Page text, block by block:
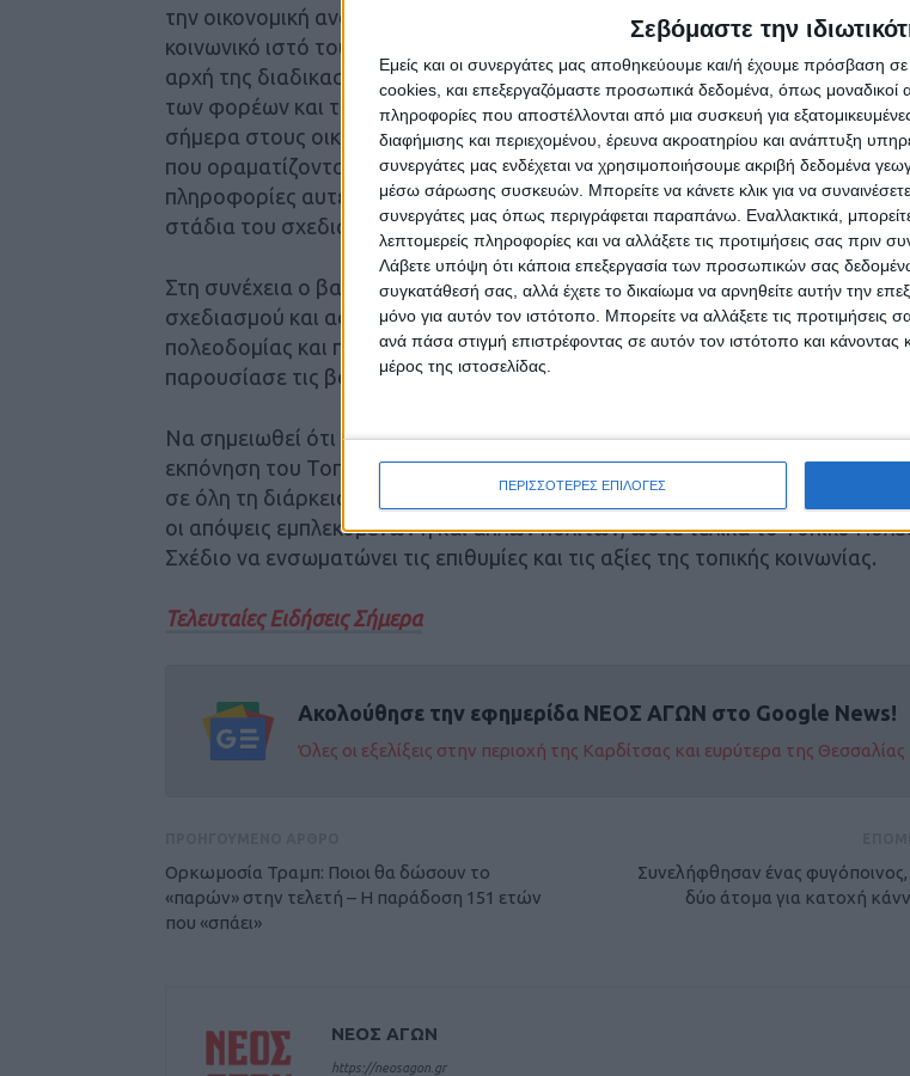
Σεβόμαστε την
Εμείς και οι συνεργάτες μας αποθηκεύουμε και/ή έχουμε πρόσβαση
cookies, και επεξεργαζόμαστε προσωπικά δεδομένα, όπως μοναδικοί
πληροφορίες που αποστέλλονται από μια συσκευή για
διαφήμισης και περιεχομένου, έρευνα ακροατηρίου και ανάπτυξη
συνεργάτες μας ενδέχεται να χρησιμοποιήσουμε ακριβή δεδομένα
μέσω σάρωσης συσκευών. Μπορείτε να κάνετε κλικ για να
συνεργάτες μας όπως περιγράφεται παραπάνω. Εναλλακτικά,
λεπτομερείς πληροφορίες και να αλλάξετε τις προτιμήσεις σας πριν
Λάβετε υπόψη ότι κάποια επεξεργασία των προσωπικών σας
συγκατάθεσή σας, αλλά έχετε το δικαίωμα να αρνηθείτε αυτήν την
μόνο για αυτόν τον ιστότοπο. Μπορείτε να αλλάξετε τις προτιμήσεις
ανά πάσα στιγμή επιστρέφοντας σε αυτόν τον ιστότοπο και
μέρος της ιστοσελίδας.
ΠΕΡΙΣΣΟΤΕΡΕΣ ΕΠΙΛΟΓΕΣ
την οικονομική ανάπτυξη, την περιβαλλοντική βιωσιμότητα και τον συνεκτικό
κοινωνικό ιστό του δήμου μας για τα επόμενα χρόνια. Η εκδήλωση αυτή
αρχή της διαδικασίας σχεδιασμού και έχει ως κύριο σκοπό την έκφραση
των φορέων και των πολιτών του δήμου για τα σημαντικά ζητήματα που
σήμερα στους οικισμούς και στην ύπαιθρο της Καρδίτσας, όπως και για την
που οραματίζονται για το μέλλον, ώστε οι
πληροφορίες αυτές να αποτελέσουν εισροές για τους μελετητές στα
στάδια του σχεδιασμού» κατέληξε ο Δήμαρχος.
Στη συνέχεια ο βασικός εισηγητής κ. Κων/νος Λαλένης καθηγητής
σχεδιασμού και αστικής διακυβέρνησης του τμήματος μηχανικών
πολεοδομίας και περιφερειακής ανάπτυξης του Πανεπιστημίου Θεσσαλίας
παρουσίασε τις βασικές αρχές του Τ.Π.Σ.
Να σημειωθεί ότι η εκδήλωση είναι η πρώτη που διεξήγαγε ο Δήμος για την
εκπόνηση του Τοπικού Πολεοδομικού Σχεδίου. Παρόμοιες εκδηλώσεις θα
σε όλη τη διάρκεια του σχεδιασμού ώστε να διασφαλιστεί ότι θα
οι απόψεις εμπλεκομένων ή και απλών πολιτών, ώστε τελικά το Τοπικό
Σχέδιο να ενσωματώνει τις επιθυμίες και τις αξίες της τοπικής κοινωνίας.
Τελευταίες Ειδήσεις Σήμερα
Ακολούθησε την εφημερίδα ΝΕΟΣ ΑΓΩΝ στο Google News!
Όλες οι εξελίξεις στην περιοχή της Καρδίτσας και ευρύτερα της Θεσσαλίας
Ορκωμοσία Τραμπ: Ποιοι θα δώσουν το
«παρών» στην τελετή – Η παράδοση 151 ετών
που «σπάει»
Συνελήφθησαν ένας
δύο άτομα για κατοχή
ΝΕΟΣ ΑΓΩΝ
https://neosagon.gr